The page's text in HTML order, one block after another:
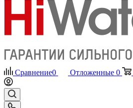
Сравнение0 Отложенные 0